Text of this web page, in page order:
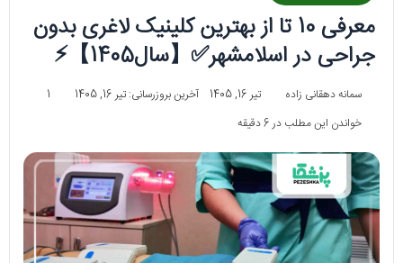
معرفی 10 تا از بهترین کلینیک لاغری بدون
جراحی در اسلامشهر✅【سال1405】⚡️
سمانه دهقانی زاده تیر 16, 1405 آخرین بروزرسانی: تیر 16, 1405
1
خواندن این مطلب در 6 دقیقه